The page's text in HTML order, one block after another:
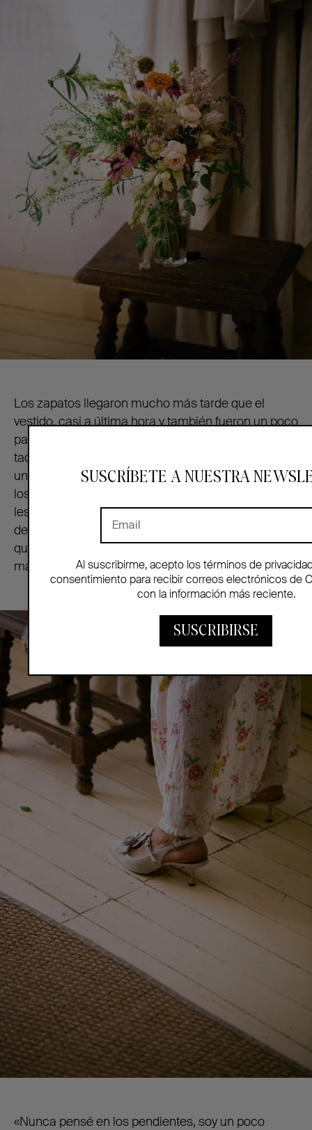
Los zapatos llegaron mucho más tarde que el
vestido, casi a última hora y también fueron un poco
patchwork; «Quería un zapato cerrado de punta y
tacón carrete pero con rollo y, finalmente, encontré
unos en
Uterqüe,tenían una horma ideal. Luego
los forramos de lino, les quitamos varias piezas, y
les pusimos unos lazos zapateros con las puntas
desflecadas, rematados con unos broches en plata
que salieron de una pulsera de bisutería de mi
madre», explica Gabrielle.
«Nunca pensé en los pendientes, soy un poco
SUSCRÍBETE A NUESTRA
Al suscribirme, acepto los términos de
consentimiento para recibir correos electrónicos de
con la información más reciente.
SUSCRIBIRSE